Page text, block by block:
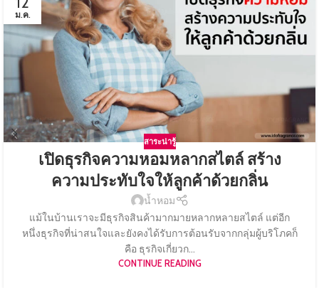
ม.ค.
สาระน่ารู้
เปิดธุรกิจความหอมหลากสไตล์ สร้าง
ความประทับใจให้ลูกค้าด้วยกลิ่น
น้ำหอม
แม้ในบ้านเราจะมีธุรกิจสินค้ามากมายหลากหลายสไตล์ แต่อีก
หนึ่งธุรกิจที่น่าสนใจและยังคงได้รับการต้อนรับจากกลุ่มผู้บริโภคก็
คือ ธุรกิจเกี่ยวก...
CONTINUE READING